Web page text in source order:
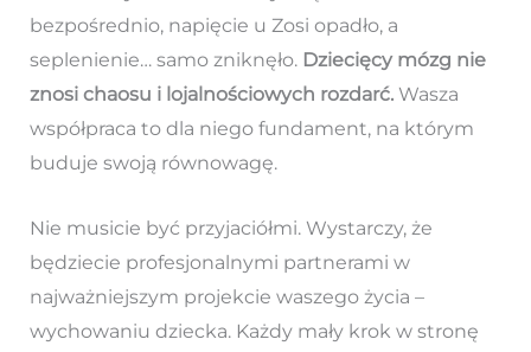
bezpośrednio, napięcie u Zosi opadło, a
seplenienie… samo zniknęło. Dziecięcy mózg nie
znosi chaosu i lojalnościowych rozdarć.Wasza
współpraca to dla niego fundament, na którym
buduje swoją równowagę.
Nie musicie być przyjaciółmi. Wystarczy, że
będziecie profesjonalnymi partnerami w
najważniejszym projekcie waszego życia –
wychowaniu dziecka. Każdy mały krok w stronę